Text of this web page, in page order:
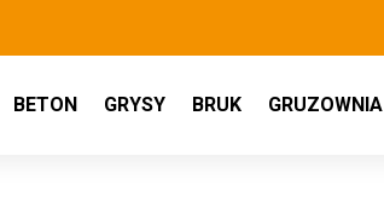
BETON GRYSY BRUK GRUZOWNIA